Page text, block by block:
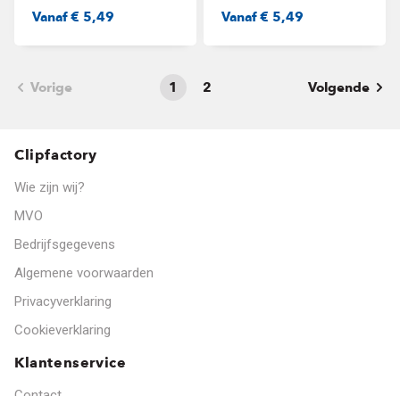
Vanaf€ 5,49 Vanaf€ 5,49
Vorige 1 2 Volgende
Clipfactory
Wie zijn wij?
MVO
Bedrijfsgegevens
Algemene voorwaarden
Privacyverklaring
Cookieverklaring
Klantenservice